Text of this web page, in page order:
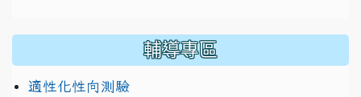
輔導專區
適性化性向測驗